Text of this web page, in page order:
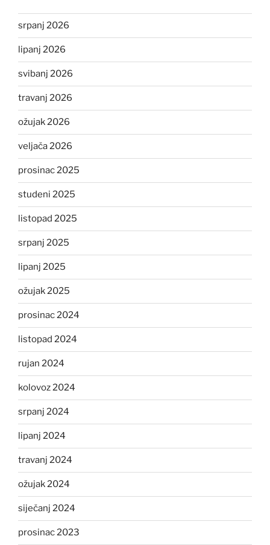
srpanj 2026
lipanj 2026
svibanj 2026
travanj 2026
ožujak 2026
veljača 2026
prosinac 2025
studeni 2025
listopad 2025
srpanj 2025
lipanj 2025
ožujak 2025
prosinac 2024
listopad 2024
rujan 2024
kolovoz 2024
srpanj 2024
lipanj 2024
travanj 2024
ožujak 2024
siječanj 2024
prosinac 2023